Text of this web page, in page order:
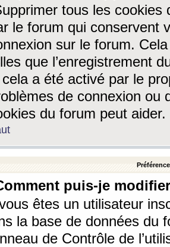
tous les cookies
le forum qui conservent
sur le forum.
que l’enregistrement
a été activé par le
de connexion ou
du forum peut aider.
puis-je
êtes un utilisateur
la base de données du
de Contrôle de